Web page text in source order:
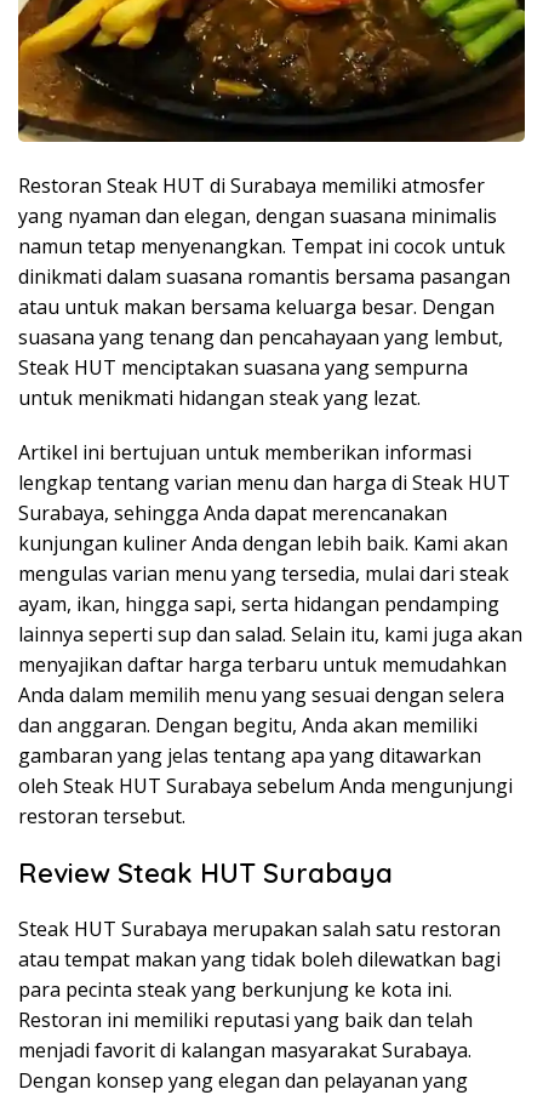
Restoran Steak HUT di Surabaya memiliki atmosfer
yang nyaman dan elegan, dengan suasana minimalis
namun tetap menyenangkan. Tempat ini cocok untuk
dinikmati dalam suasana romantis bersama pasangan
atau untuk makan bersama keluarga besar. Dengan
suasana yang tenang dan pencahayaan yang lembut,
Steak HUT menciptakan suasana yang sempurna
untuk menikmati hidangan steak yang lezat.
Artikel ini bertujuan untuk memberikan informasi
lengkap tentang varian menu dan harga di Steak HUT
Surabaya, sehingga Anda dapat merencanakan
kunjungan kuliner Anda dengan lebih baik. Kami akan
mengulas varian menu yang tersedia, mulai dari steak
ayam, ikan, hingga sapi, serta hidangan pendamping
lainnya seperti sup dan salad. Selain itu, kami juga akan
menyajikan daftar harga terbaru untuk memudahkan
Anda dalam memilih menu yang sesuai dengan selera
dan anggaran. Dengan begitu, Anda akan memiliki
gambaran yang jelas tentang apa yang ditawarkan
oleh Steak HUT Surabaya sebelum Anda mengunjungi
restoran tersebut.
Review Steak HUT Surabaya
Steak HUT Surabaya merupakan salah satu restoran
atau tempat makan yang tidak boleh dilewatkan bagi
para pecinta steak yang berkunjung ke kota ini.
Restoran ini memiliki reputasi yang baik dan telah
menjadi favorit di kalangan masyarakat Surabaya.
Dengan konsep yang elegan dan pelayanan yang